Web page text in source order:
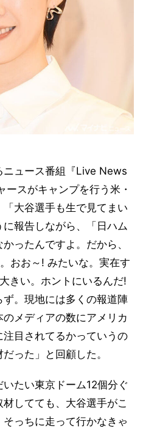
ニュース番組『Live News
スがキャンプを行う米・
大谷選手も生で見てまい
報告しながら、「日ハム
ったんですよ。だから、
おお～! みたいな。実在す
きい。ホントにいるんだ!
。現地には多くの報道陣
メディアの数にアメリカ
目されてるかっていうの
った」と回顧した。
たい東京ドーム12個分ぐ
してても、大谷選手がこ
っちに走って行かなきゃ